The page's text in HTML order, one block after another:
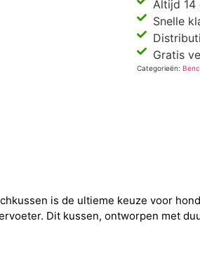
Altijd 14
Snelle
Gratis
Categorieën:
is de ultieme keuze voor
Dit kussen, ontworpen met